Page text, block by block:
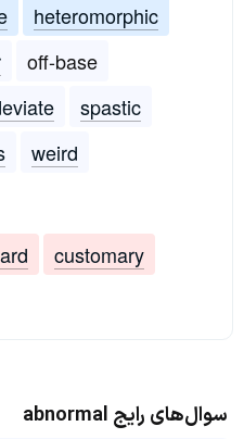
heteromorphic
off-base
spastic
weird
customary
سوال‌های رایج abnormal